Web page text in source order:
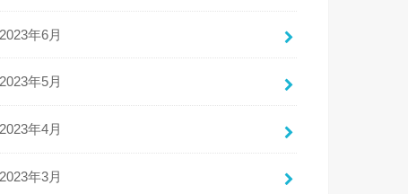
2023年6月
2023年5月
2023年4月
2023年3月